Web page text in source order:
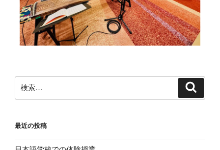
最近の投稿